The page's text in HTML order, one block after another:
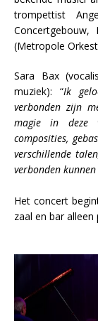
trompettist
(Metropole
Sara Bax
muziek): “Ik
verbonden zijn
magie in deze
composities,
verschillende
verbonden
Het concert
zaal en bar